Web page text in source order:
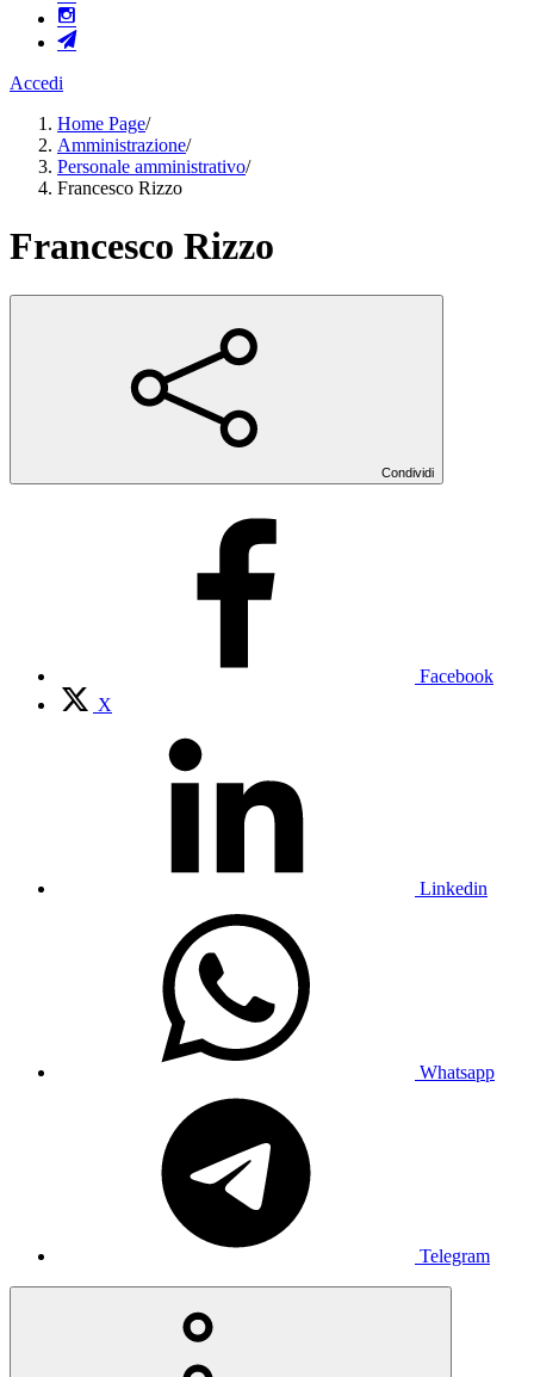
Accedi
Home Page/
Amministrazione/
Personale amministrativo/
Francesco Rizzo
Francesco Rizzo
Condividi
Facebook
X
Linkedin
Whatsapp
Telegram